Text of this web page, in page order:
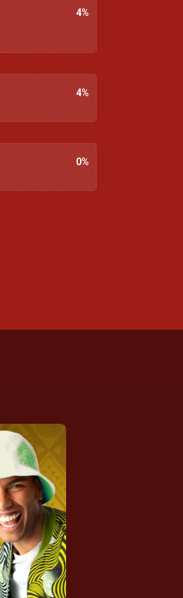
4%
4%
0%